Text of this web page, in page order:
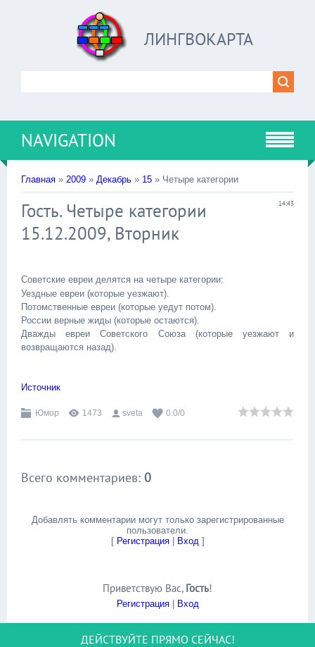
ЛИНГВОКАРТА
NAVIGATION
Главная » 2009 » Декабрь » 15 » Четыре категории
14:43
Гость. Четыре категории
15.12.2009, Вторник
Советские евреи делятся на четыре категории:
Уездные евреи (которые уезжают).
Потомственные евреи (которые уедут потом).
России верные жиды (которые остаются).
Дважды евреи Советского Союза (которые уезжают и
возвращаются назад).
Источник
Юмор 1473 sveta 0.0/0
Всего комментариев: 0
Добавлять комментарии могут только зарегистрированные
пользователи.
[ Регистрация| Вход]
Приветствую Вас, Гость!
Регистрация| Вход
ДЕЙСТВУЙТЕ ПРЯМО СЕЙЧАС!